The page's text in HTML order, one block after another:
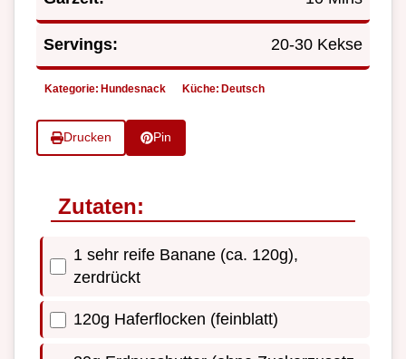
Servings: 20-30 Kekse
Kategorie: Hundesnack Küche: Deutsch
Drucken Pin
Zutaten:
1 sehr reife Banane (ca. 120g),
zerdrückt
120g Haferflocken (feinblatt)